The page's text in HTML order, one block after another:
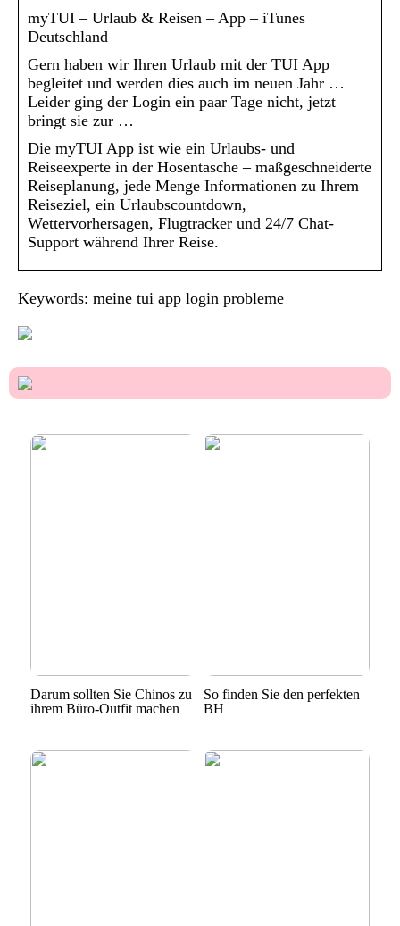
myTUI – Urlaub & Reisen – App – iTunes
Deutschland
Gern haben wir Ihren Urlaub mit der TUI App
begleitet und werden dies auch im neuen Jahr …
Leider ging der Login ein paar Tage nicht, jetzt
bringt sie zur …
Die myTUI App ist wie ein Urlaubs- und
Reiseexperte in der Hosentasche – maßgeschneiderte
Reiseplanung, jede Menge Informationen zu Ihrem
Reiseziel, ein Urlaubscountdown,
Wettervorhersagen, Flugtracker und 24/7 Chat-
Support während Ihrer Reise.
Keywords: meine tui app login probleme
Darum sollten Sie Chinos zu
ihrem Büro-Outfit machen
So finden Sie den perfekten
BH